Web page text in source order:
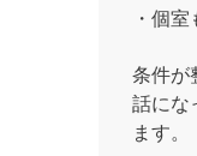
・個
条件が
話にな
ます。